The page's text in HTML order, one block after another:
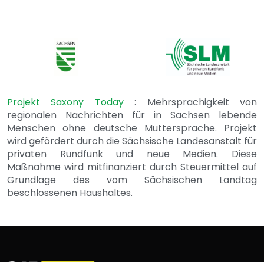
Projekt Saxony Today: Mehrsprachigkeit von
regionalen Nachrichten für in Sachsen lebende
Menschen ohne deutsche Muttersprache. Projekt
wird gefördert durch die Sächsische Landesanstalt für
privaten Rundfunk und neue Medien. Diese
Maßnahme wird mitfinanziert durch Steuermittel auf
Grundlage des vom Sächsischen Landtag
beschlossenen Haushaltes.